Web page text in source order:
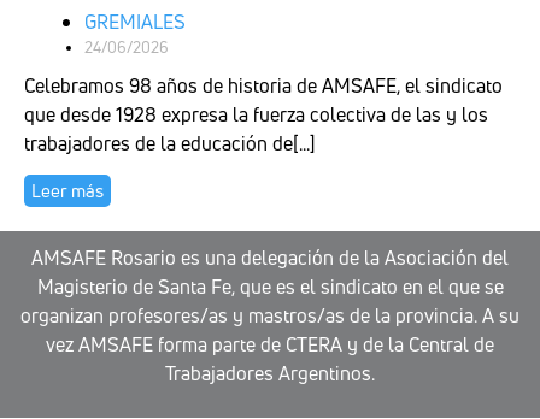
GREMIALES
24/06/2026
Celebramos 98 años de historia de AMSAFE, el sindicato
que desde 1928 expresa la fuerza colectiva de las y los
trabajadores de la educación de[...]
Leer más
AMSAFE Rosario es una delegación de la Asociación del
Magisterio de Santa Fe, que es el sindicato en el que se
organizan profesores/as y mastros/as de la provincia. A su
vez AMSAFE forma parte de CTERA y de la Central de
Trabajadores Argentinos.